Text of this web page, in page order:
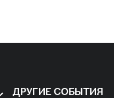
ДРУГИЕ СОБЫТИЯ